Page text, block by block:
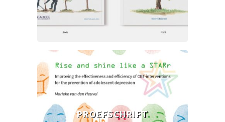
PROEFSCHRIFT